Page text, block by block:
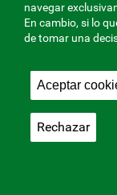
navegar
En cambio, si lo
de tomar una
Aceptar
Rechazar